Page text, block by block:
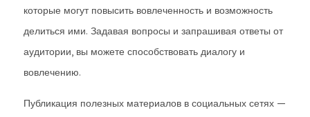
которые могут повысить вовлеченность и возможность
делиться ими. Задавая вопросы и запрашивая ответы от
аудитории, вы можете способствовать диалогу и
вовлечению.
Публикация полезных материалов в социальных сетях —